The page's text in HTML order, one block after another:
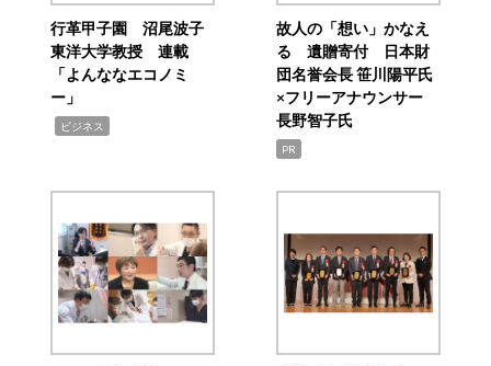
行革甲子園 沼尾波子
東洋大学教授 連載
「よんななエコノミ
ー」
ビジネス
故人の「想い」かなえ
る 遺贈寄付 日本財
団名誉会長 笹川陽平氏
×フリーアナウンサー
長野智子氏
PR